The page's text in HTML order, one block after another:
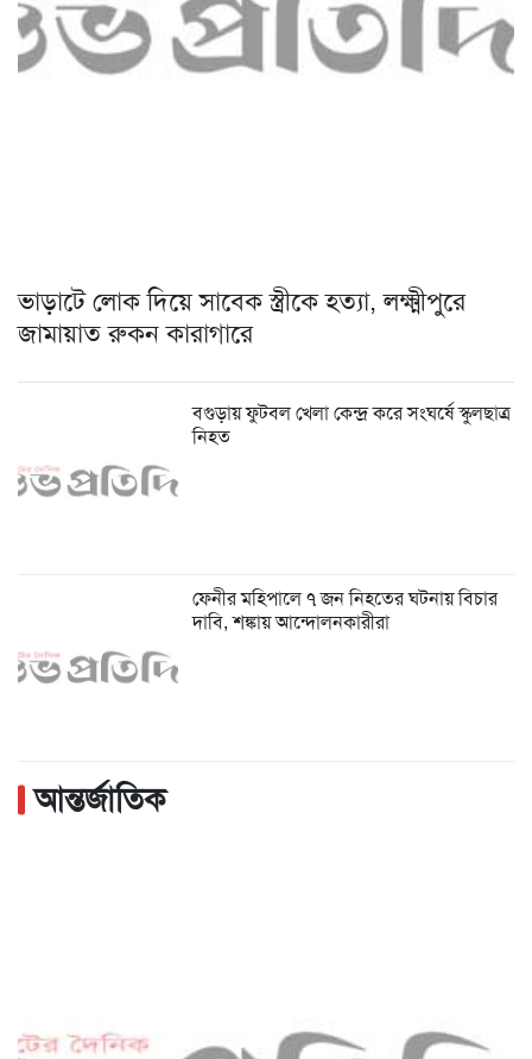
ভাড়াটে লোক দিয়ে সাবেক স্ত্রীকে হত্যা, লক্ষ্মীপুরে
জামায়াত রুকন কারাগারে
বগুড়ায় ফুটবল খেলা কেন্দ্র করে সংঘর্ষে স্কুলছাত্র
নিহত
ফেনীর মহিপালে ৭ জন নিহতের ঘটনায় বিচার
দাবি, শঙ্কায় আন্দোলনকারীরা
আন্তর্জাতিক